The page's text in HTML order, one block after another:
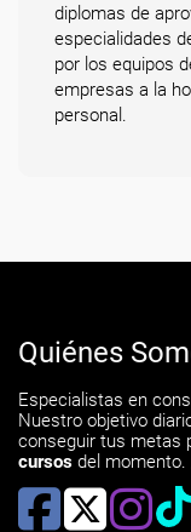
diplomas de
especialidades
por los equipos
empresas a la
personal.
Quiénes
Especialistas en
Nuestro objetivo
conseguir tus metas
cursos del momento.